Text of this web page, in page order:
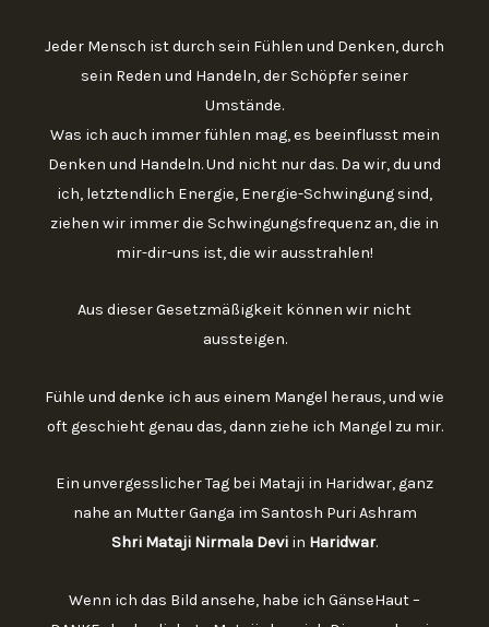
Jeder Mensch ist durch sein Fühlen und Denken, durch
sein Reden und Handeln, der Schöpfer seiner
Umstände.
Was ich auch immer fühlen mag, es beeinflusst mein
Denken und Handeln. Und nicht nur das. Da wir, du und
ich, letztendlich Energie, Energie-Schwingung sind,
ziehen wir immer die Schwingungsfrequenz an, die in
mir-dir-uns ist, die wir ausstrahlen!
Aus dieser Gesetzmäßigkeit können wir nicht
aussteigen.
Fühle und denke ich aus einem Mangel heraus, und wie
oft geschieht genau das, dann ziehe ich Mangel zu mir.
Ein unvergesslicher Tag bei Mataji in Haridwar, ganz
nahe an Mutter Ganga im Santosh Puri Ashram
Shri Mataji Nirmala Devi in Haridwar.
Wenn ich das Bild ansehe, habe ich GänseHaut –